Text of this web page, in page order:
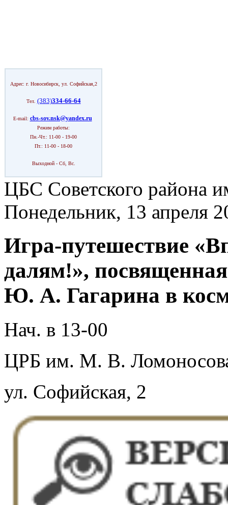
Адрес: г. Новосибирск, ул. Софийская,2
Тел. (383)334-66-64
E-mail: cbs-sov.nsk@yandex.ru
Режим работы:
Пн.-Чт.: 11-00 - 19-00
Пт.: 11-00 - 18-00
Выходной - Сб, Вс.
ЦБС Советского района
Понедельник, 13 апреля
Игра-путешествие
далям!»,
Ю. А. Гагарина в
Нач. в 13-00
ЦРБ им. М. В.
ул. Софийская, 2